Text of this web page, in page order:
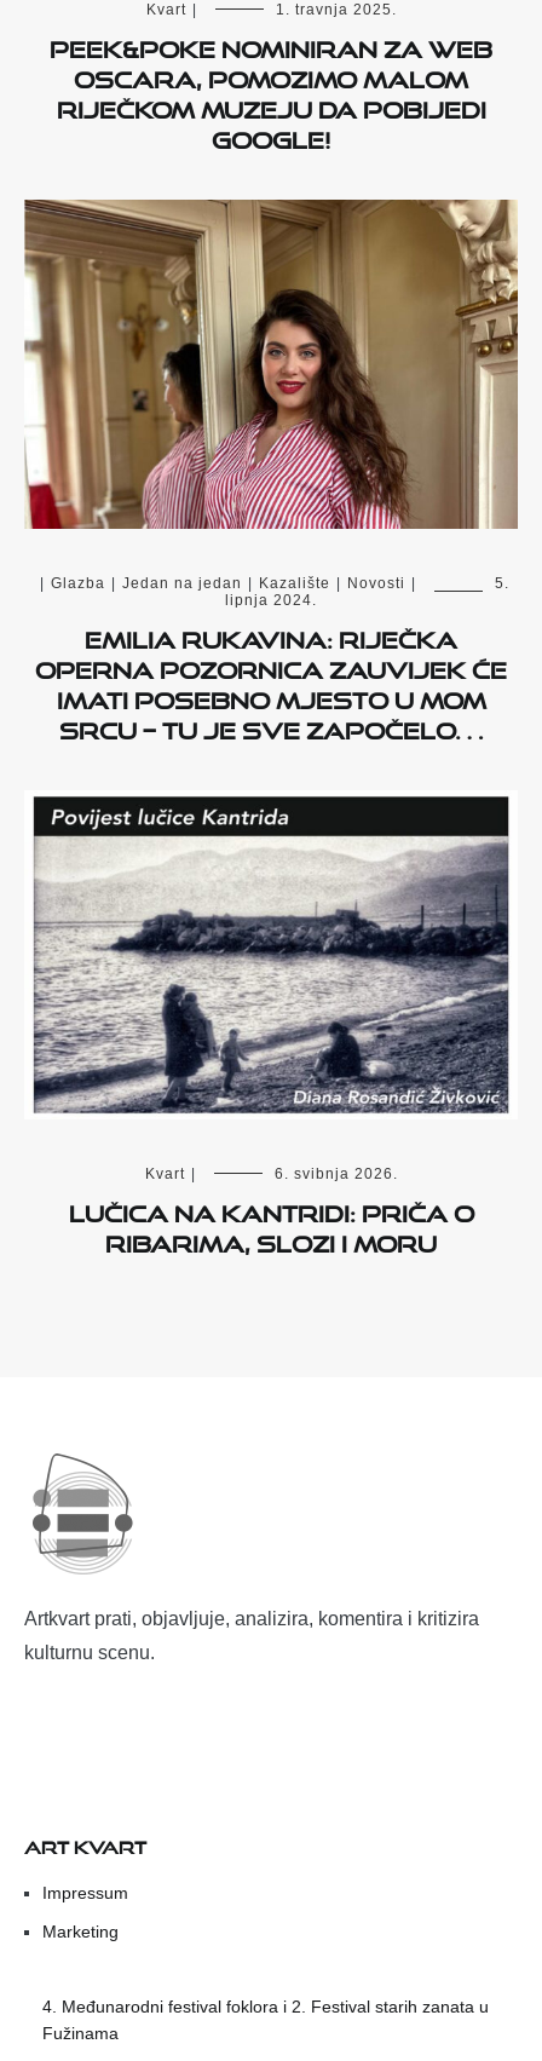
Kvart 1. travnja 2025.
PEEK&POKE NOMINIRAN ZA WEB
OSCARA, POMOZIMO MALOM
RIJEČKOM MUZEJU DA POBIJEDI
GOOGLE!
Glazba Jedan na jedan Kazalište Novosti
5.
lipnja 2024.
Emilia Rukavina: Riječka
operna pozornica zauvijek će
imati posebno mjesto u mom
srcu – tu je sve započelo…
Kvart 6. svibnja 2026.
Lučica na Kantridi: priča o
ribarima, slozi i moru
Artkvart prati, objavljuje, analizira, komentira i kritizira
kulturnu scenu.
ART KVART
Impressum
Marketing
4. Međunarodni festival foklora i 2. Festival starih zanata u
Fužinama